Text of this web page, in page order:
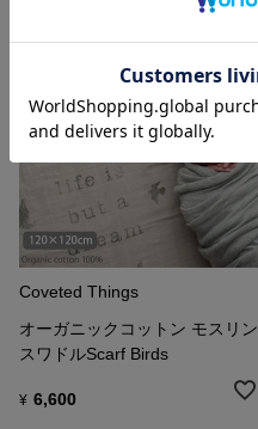
Coveted Things
オーガニックコットン モスリン
スワドルScarf Birds
¥ 6,600